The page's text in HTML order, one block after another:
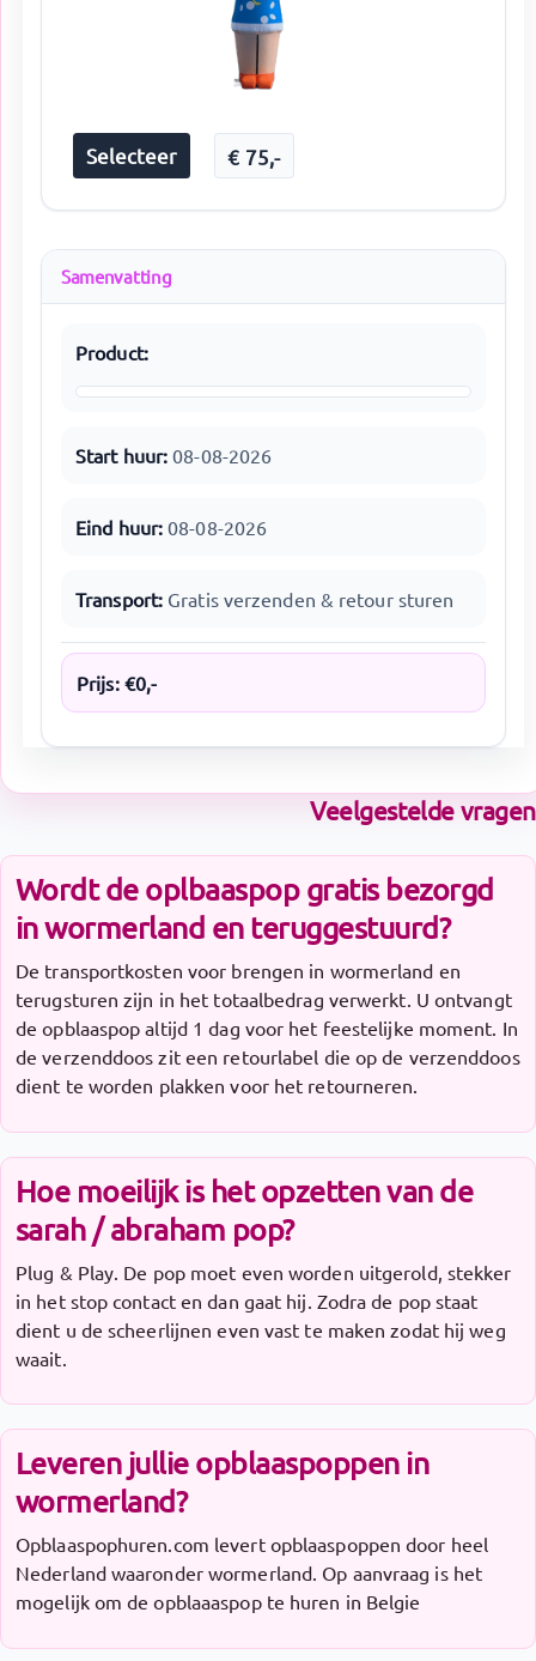
Selecteer € 75,-
Samenvatting
Product:
Start huur: 08-08-2026
Eind huur: 08-08-2026
Transport: Gratis verzenden & retour sturen
Prijs: €0,-
Veelgestelde vragen
Wordt de oplbaaspop gratis bezorgd
in wormerland en teruggestuurd?
De transportkosten voor brengen in wormerland en
terugsturen zijn in het totaalbedrag verwerkt. U ontvangt
de opblaaspop altijd 1 dag voor het feestelijke moment. In
de verzenddoos zit een retourlabel die op de verzenddoos
dient te worden plakken voor het retourneren.
Hoe moeilijk is het opzetten van de
sarah / abraham pop?
Plug & Play. De pop moet even worden uitgerold, stekker
in het stop contact en dan gaat hij. Zodra de pop staat
dient u de scheerlijnen even vast te maken zodat hij weg
waait.
Leveren jullie opblaaspoppen in
wormerland?
Opblaaspophuren.com levert opblaaspoppen door heel
Nederland waaronder wormerland. Op aanvraag is het
mogelijk om de opblaaaspop te huren in Belgie